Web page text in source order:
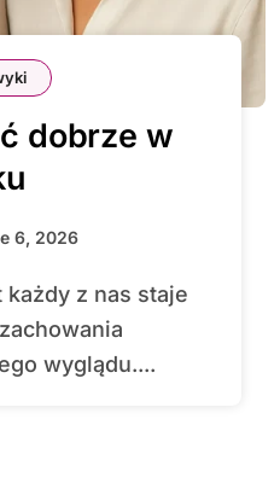
dobrze w
6, 2026
wyglądu....